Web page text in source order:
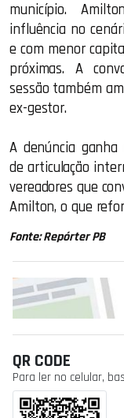
município.
influência no
e com menor
próximas. A
sessão também
ex-gestor.
A denúncia
de articulação
vereadores que
Amilton, o que
Fonte: Repórter PB
QR CODE
Para ler no celular,